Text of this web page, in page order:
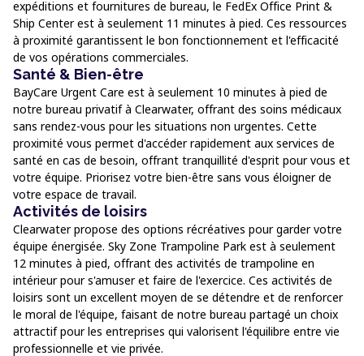
expéditions et fournitures de bureau, le FedEx Office Print &
Ship Center est à seulement 11 minutes à pied. Ces ressources
à proximité garantissent le bon fonctionnement et l'efficacité
de vos opérations commerciales.
Santé & Bien-être
BayCare Urgent Care est à seulement 10 minutes à pied de
notre bureau privatif à Clearwater, offrant des soins médicaux
sans rendez-vous pour les situations non urgentes. Cette
proximité vous permet d'accéder rapidement aux services de
santé en cas de besoin, offrant tranquillité d'esprit pour vous et
votre équipe. Priorisez votre bien-être sans vous éloigner de
votre espace de travail.
Activités de loisirs
Clearwater propose des options récréatives pour garder votre
équipe énergisée. Sky Zone Trampoline Park est à seulement
12 minutes à pied, offrant des activités de trampoline en
intérieur pour s'amuser et faire de l'exercice. Ces activités de
loisirs sont un excellent moyen de se détendre et de renforcer
le moral de l'équipe, faisant de notre bureau partagé un choix
attractif pour les entreprises qui valorisent l'équilibre entre vie
professionnelle et vie privée.